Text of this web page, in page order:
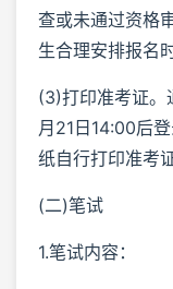
查或未通过资格
生合理安排报名时
(3)打印准考证。
月21日14:00后
纸自行打印准考证
(二)笔试
1.笔试内容：